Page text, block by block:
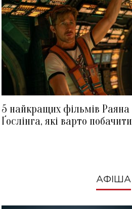
5 найкращих фільмів Раяна
Ґослінга, які варто побачити
АФІША